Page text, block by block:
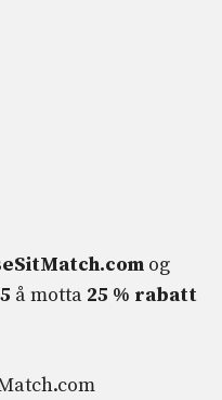
og
å motta 25 % rabatt